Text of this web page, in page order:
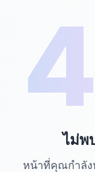
ไม่พ
หน้าที่คุณกำลัง